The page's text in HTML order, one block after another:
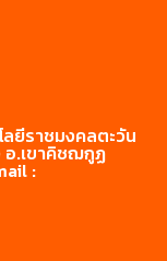
ลยีราชมงคลตะวัน
อ.เขาคิชฌกูฏ
: